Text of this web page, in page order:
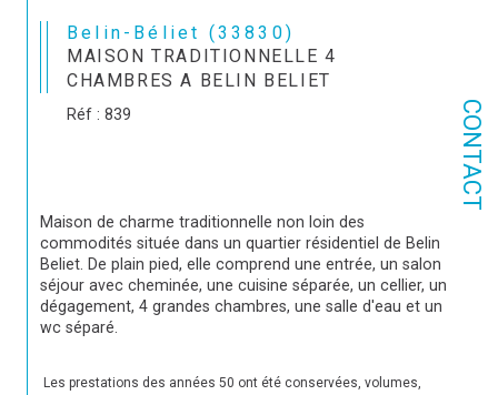
CONTACT
Belin-Béliet (33830)
MAISON TRADITIONNELLE 4
CHAMBRES A BELIN BELIET
Réf : 839
Maison de charme traditionnelle non loin des
commodités située dans un quartier résidentiel de Belin
Beliet. De plain pied, elle comprend une entrée, un salon
séjour avec cheminée, une cuisine séparée, un cellier, un
dégagement, 4 grandes chambres, une salle d'eau et un
wc séparé.